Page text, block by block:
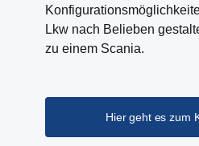
Lkw nach Belieben
zu einem Scania.
Hier geht es zum